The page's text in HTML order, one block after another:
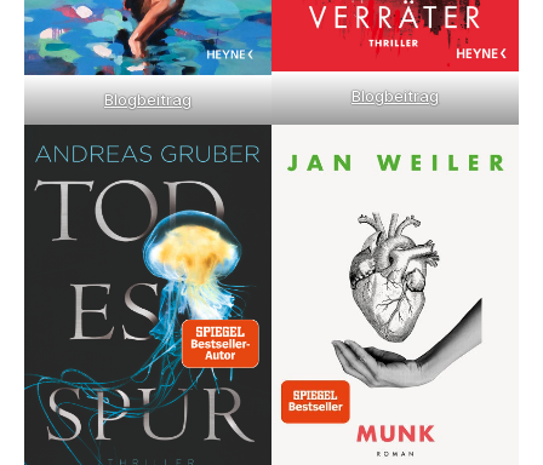
Blogbeitrag Blogbeitrag